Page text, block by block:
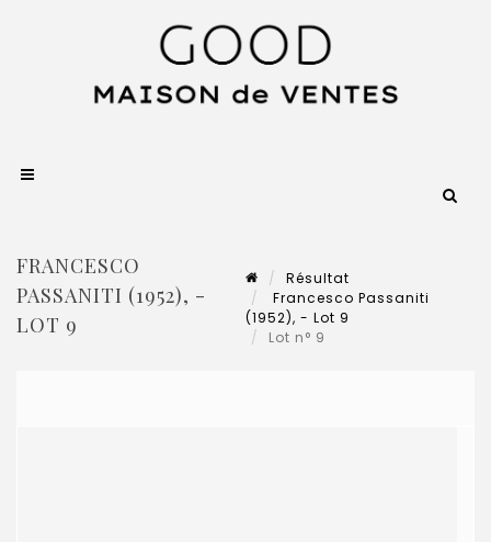
FRANCESCO
PASSANITI (1952), -
LOT 9
Résultat
Francesco Passaniti
(1952), - Lot 9
Lot n° 9